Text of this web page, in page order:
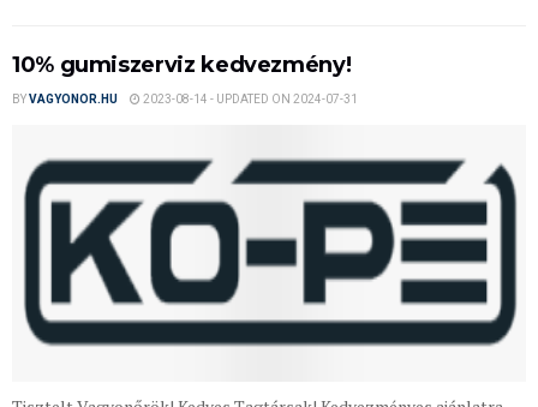
10% gumiszerviz kedvezmény!
BYVAGYONOR.HU 2023-08-14 - UPDATED ON 2024-07-31